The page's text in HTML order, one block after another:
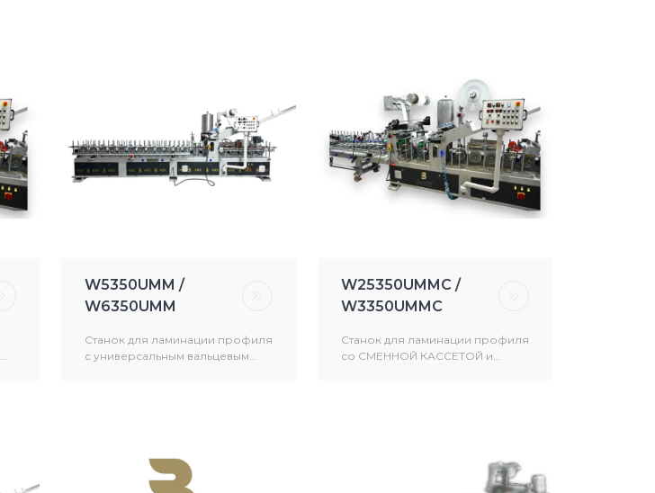
W5350UMM /
W6350UMM
Станок для ламинации профиля
с универсальным вальцевым
W25350UMMC /
W3350UMMC
Станок для ламинации профиля
со СМЕННОЙ КАССЕТОЙ и